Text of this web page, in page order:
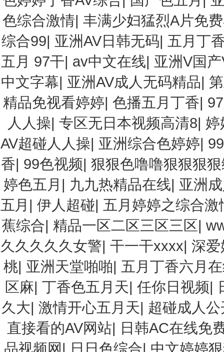
色综合激情|丰满少妇猛烈A片免
综合99| 亚洲AV日韩无码| 五月丁
五月 97干| av中文在线| 亚洲V国
中文字幕| 亚洲AV成人无码精品|
精品免视看婷婷|色播五月丁香|
人人操| 专区无日本视频高清8| 婷
AV超碰人人操| 亚洲综合色婷婷|
香| 99色视频|狠狠色噜噜狠狠狠
婷色五月 | 九九热精品在线| 亚洲
五月 |伊人超碰| 五月婷婷之综合激
蕉综合| 精品一区二区三区三区|
久久久久久女警| 干一干xxxx| 深
桃| 亚洲天堂啪啪| 五月丁香六月
区麻|丁香色五月天|任你日视频|
久大| 激情开心五月天| 超碰成人公
直接看的AV网站| 日韩AC在线免
品视频网| 日日色综合| 中文婷婷